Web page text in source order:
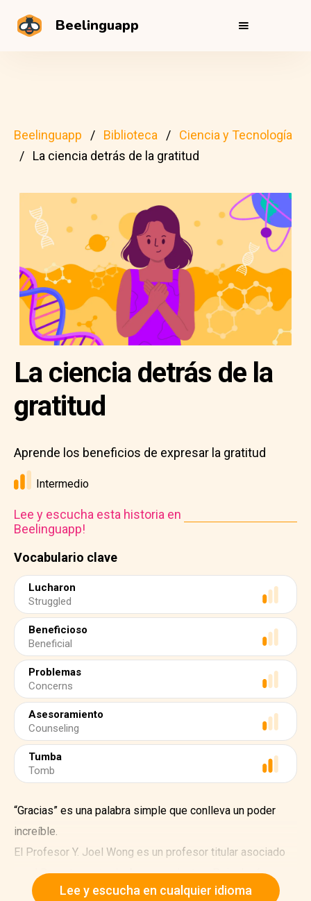
Beelinguapp
Beelinguapp Biblioteca
Ciencia y Tecnología
La ciencia detrás de la gratitud
Vocabulario clave
Lucharon
Struggled
Beneficioso
Beneficial
Problemas
Concerns
Asesoramiento
Counseling
Tumba
Tomb
La ciencia detrás de la
gratitud
Aprende los beneficios de expresar la gratitud
Intermedio
Lee y escucha esta historia en
Beelinguapp!
“Gracias” es una palabra simple que conlleva un poder
increíble.
El Profesor Y. Joel Wong es un profesor titular asociado
en el Departamento de Asesoramiento y Psicología
Educativa en la Universidad de Indiana Bloomington. En
Lee y escucha en cualquier idioma